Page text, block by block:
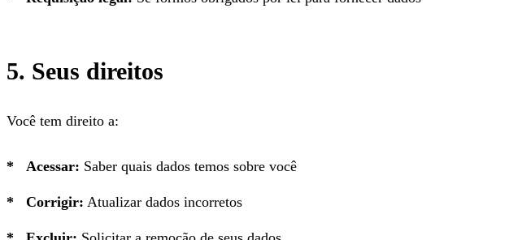
5. Seus direitos
Você tem direito a:
Acessar: Saber quais dados temos sobre você
Corrigir: Atualizar dados incorretos